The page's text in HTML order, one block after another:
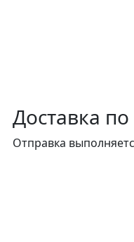
Доставка
Отправка